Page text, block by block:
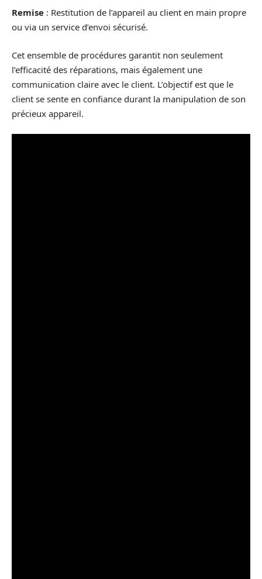
Remise : Restitution de l’appareil au client en main propre
ou via un service d’envoi sécurisé.
Cet ensemble de procédures garantit non seulement
l’efficacité des réparations, mais également une
communication claire avec le client. L’objectif est que le
client se sente en confiance durant la manipulation de son
précieux appareil.